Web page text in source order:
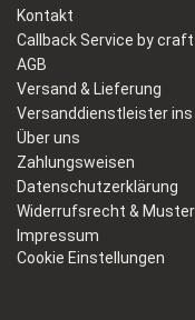
Kontakt
Callback Service by
AGB
Versand & Lieferung
Versanddienstleister ins
Über uns
Zahlungsweisen
Datenschutzerklärung
Widerrufsrecht &
Impressum
Cookie Einstellungen